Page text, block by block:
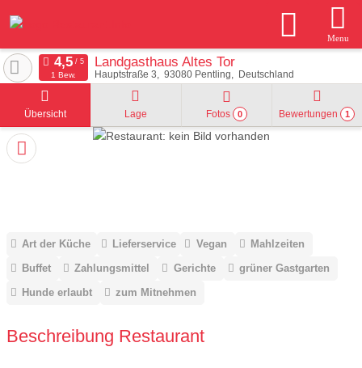
Menu
Landgasthaus Altes Tor
Hauptstraße 3 93080 Pentling Deutschland
1 Bew.
Übersicht Lage Fotos 0 Bewertungen 1
Art der Küche Lieferservice Vegan
Mahlzeiten
Buffet
Zahlungsmittel Gerichte
grüner Gastgarten
Hunde erlaubt
zum Mitnehmen
Beschreibung Restaurant